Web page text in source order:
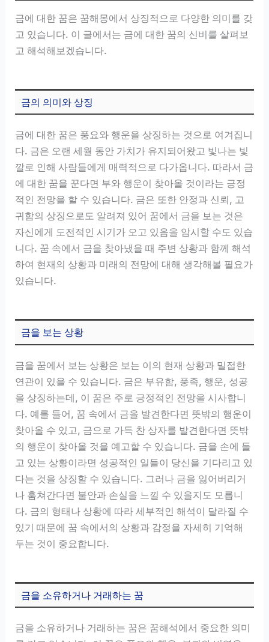
금에 대한 꿈은 꿈해몽에서 상징적으로 다양한 의미를 갖
고 있습니다. 이 글에서는 금에 대한 꿈의 신비를 살펴보
고 해석해보겠습니다.
금의 의미와 상징
금에 대한 꿈은 풍요와 행운을 상징하는 것으로 여겨집니
다. 금은 오랜 세월 동안 가치가 유지되어왔고 빛나는 빛
깔로 인해 사람들에게 매력적으로 다가옵니다. 따라서 금
에 대한 꿈을 꾼다면 부와 행운이 찾아올 것이라는 긍정
적인 전망을 할 수 있습니다. 금은 또한 안정과 신뢰, 고
귀함의 상징으로도 알려져 있어 꿈에서 금을 보는 것은
자신에게 도전적인 시기가 오고 있음을 암시할 수도 있습
니다. 꿈 속에서 금을 찾아냈을 때 주변 상황과 함께 해석
하여 현재의 상황과 미래의 전망에 대해 생각해볼 필요가
있습니다.
금을 보는 상황
금을 꿈에서 보는 상황은 보는 이의 현재 상황과 밀접한
연관이 있을 수 있습니다. 금은 부유함, 풍족, 행운, 성공
을 상징하는데, 이 꿈은 주로 긍정적인 전망을 시사합니
다. 예를 들어, 꿈 속에서 금을 발견한다면 뜻밖의 행운이
찾아올 수 있고, 금으로 가득 찬 상자를 발견한다면 뜻밖
의 행운이 찾아올 것을 예고할 수 있습니다. 금을 손에 들
고 있는 상황이라면 성공적인 일들이 당신을 기다리고 있
다는 것을 상징할 수 있습니다. 그러나 금을 잃어버리거
나 훔쳐간다면 불안과 손실을 느낄 수 있을지도 모릅니
다. 금의 형태나 상황에 따라 세부적인 해석이 달라질 수
있기 때문에 꿈 속에서의 상황과 감정을 자세히 기억해
두는 것이 중요합니다.
금을 소유하거나 거래하는 꿈
금을 소유하거나 거래하는 꿈은 꿈해석에서 중요한 의미